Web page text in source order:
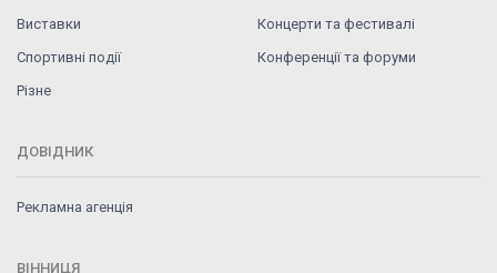
Виставки
Концерти та фестивалі
Спортивні події
Конференції та форуми
Різне
ДОВІДНИК
Рекламна агенція
ВІННИЦЯ